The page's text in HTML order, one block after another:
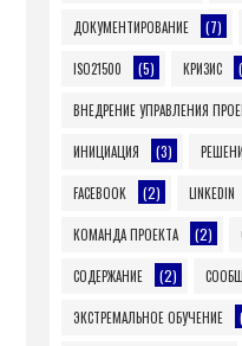
ДОКУМЕНТИРОВАНИЕ (7)
ISO21500 (5) КРИЗИС
ВНЕДРЕНИЕ УПРАВЛЕНИЯ
ИНИЦИАЦИЯ (3)
FACEBOOK (2) LINKEDIN
КОМАНДА ПРОЕКТА (2)
СОДЕРЖАНИЕ (2)
ЭКСТРЕМАЛЬНОЕ ОБУЧЕНИЕ